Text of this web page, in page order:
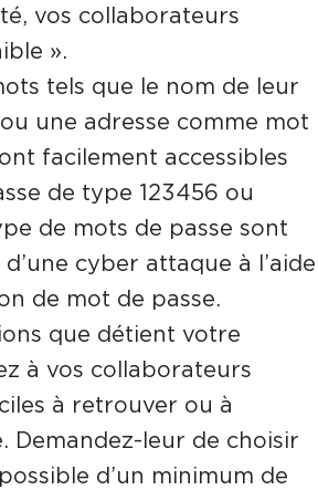
vos collaborateurs
».
tels que le nom de leur
une adresse comme mot
facilement accessibles
de type 123456 ou
de mots de passe sont
cyber attaque à l’aide
de mot de passe.
que détient votre
à vos collaborateurs
à retrouver ou à
Demandez-leur de choisir
d’un minimum de